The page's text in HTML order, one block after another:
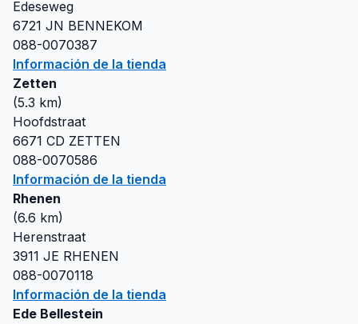
Edeseweg
6721 JN BENNEKOM
088-0070387
Información de la tienda
Zetten
(5.3 km)
Hoofdstraat
6671 CD ZETTEN
088-0070586
Información de la tienda
Rhenen
(6.6 km)
Herenstraat
3911 JE RHENEN
088-0070118
Información de la tienda
Ede Bellestein